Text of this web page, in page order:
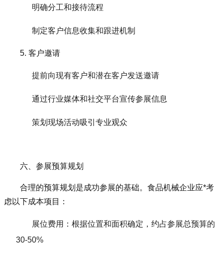
明确分工和接待流程
制定客户信息收集和跟进机制
5. 客户邀请
提前向现有客户和潜在客户发送邀请
通过行业媒体和社交平台宣传参展信息
策划现场活动吸引专业观众
六、参展预算规划
合理的预算规划是成功参展的基础。食品机械企业应*考
虑以下成本项目：
展位费用：根据位置和面积确定，约占参展总预算的
30-50%